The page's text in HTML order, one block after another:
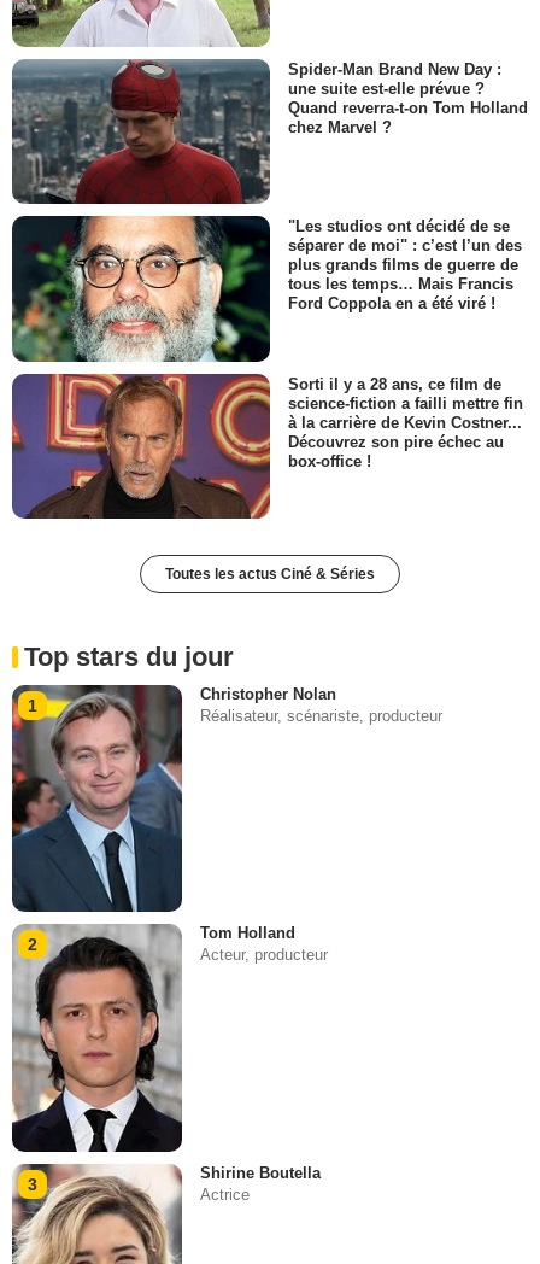
Spider-Man Brand New Day :
une suite est-elle prévue ?
Quand reverra-t-on Tom Holland
chez Marvel ?
"Les studios ont décidé de se
séparer de moi" : c’est l’un des
plus grands films de guerre de
tous les temps… Mais Francis
Ford Coppola en a été viré !
Sorti il y a 28 ans, ce film de
science-fiction a failli mettre fin
à la carrière de Kevin Costner...
Découvrez son pire échec au
box-office !
Toutes les actus Ciné & Séries
Top stars du jour
1
Christopher Nolan
Réalisateur, scénariste, producteur
2
Tom Holland
Acteur, producteur
3
Shirine Boutella
Actrice